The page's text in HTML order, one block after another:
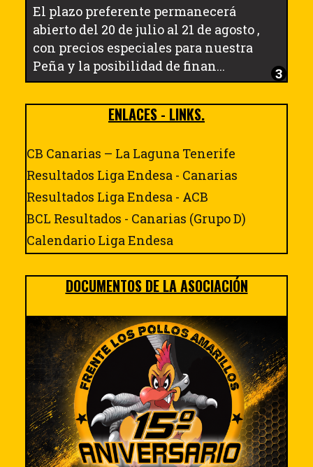
El plazo preferente permanecerá
abierto del 20 de julio al 21 de agosto ,
con precios especiales para nuestra
Peña y la posibilidad de finan...
ENLACES - LINKS.
CB Canarias – La Laguna Tenerife
Resultados Liga Endesa - Canarias
Resultados Liga Endesa - ACB
BCL Resultados - Canarias (Grupo D)
Calendario Liga Endesa
DOCUMENTOS DE LA ASOCIACIÓN